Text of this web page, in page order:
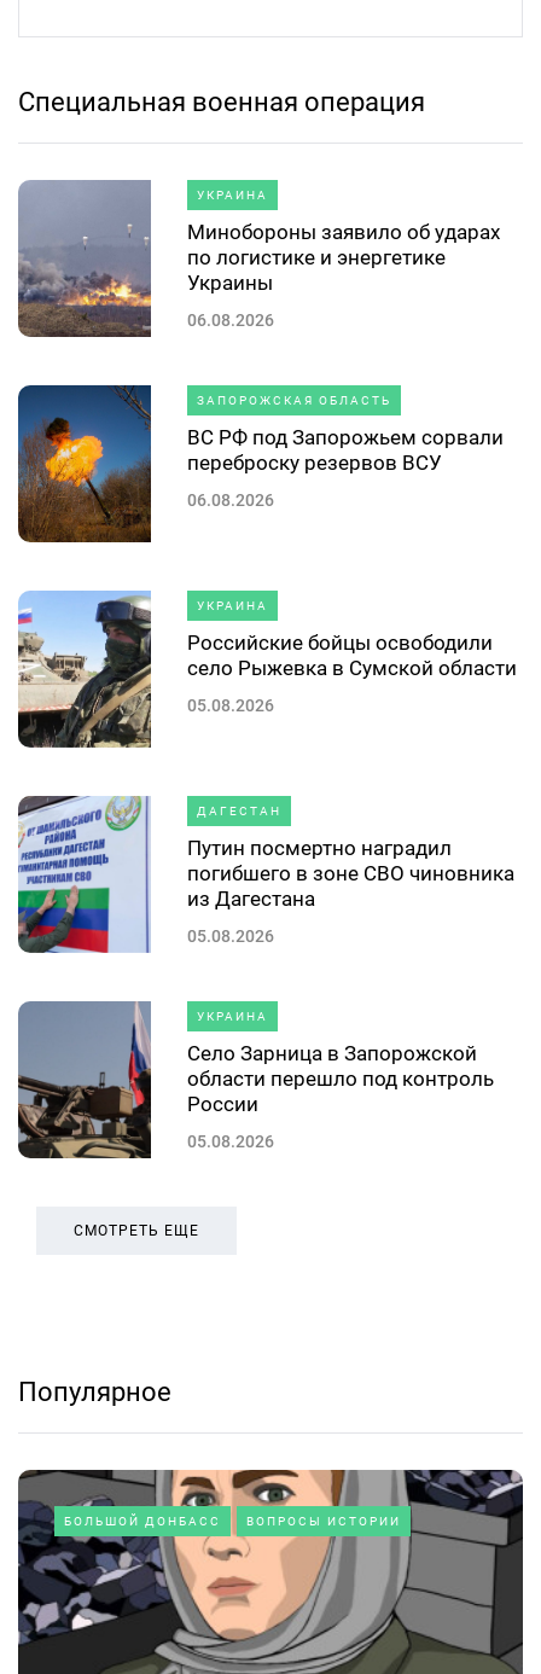
Специальная военная операция
УКРАИНА
Минобороны заявило об ударах
по логистике и энергетике
Украины
06.08.2026
ЗАПОРОЖСКАЯ ОБЛАСТЬ
ВС РФ под Запорожьем сорвали
переброску резервов ВСУ
06.08.2026
УКРАИНА
Российские бойцы освободили
село Рыжевка в Сумской области
05.08.2026
ДАГЕСТАН
Путин посмертно наградил
погибшего в зоне СВО чиновника
из Дагестана
05.08.2026
УКРАИНА
Село Зарница в Запорожской
области перешло под контроль
России
05.08.2026
СМОТРЕТЬ ЕЩЕ
Популярное
БОЛЬШОЙ ДОНБАСС ВОПРОСЫ ИСТОРИИ